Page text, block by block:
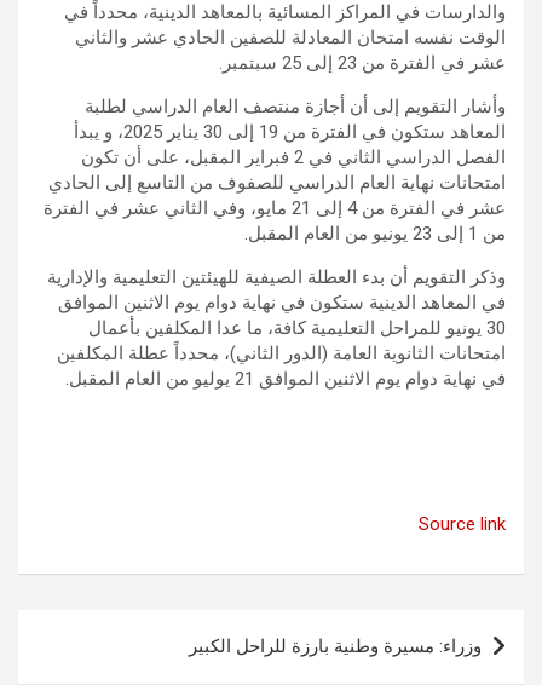
والدارسات في المراكز المسائية بالمعاهد الدينية، محدداً في
الوقت نفسه امتحان المعادلة للصفين الحادي عشر والثاني
عشر في الفترة من 23 إلى 25 سبتمبر.
وأشار التقويم إلى أن أجازة منتصف العام الدراسي لطلبة
المعاهد ستكون في الفترة من 19 إلى 30 يناير 2025، و يبدأ
الفصل الدراسي الثاني في 2 فبراير المقبل، على أن تكون
امتحانات نهاية العام الدراسي للصفوف من التاسع إلى الحادي
عشر في الفترة من 4 إلى 21 مايو، وفي الثاني عشر في الفترة
من 1 إلى 23 يونيو من العام المقبل.
وذكر التقويم أن بدء العطلة الصيفية للهيئتين التعليمية والإدارية
في المعاهد الدينية ستكون في نهاية دوام يوم الاثنين الموافق
30 يونيو للمراحل التعليمية كافة، ما عدا المكلفين بأعمال
امتحانات الثانوية العامة (الدور الثاني)، محدداً عطلة المكلفين
في نهاية دوام يوم الاثنين الموافق 21 يوليو من العام المقبل.
Source link
تصفّح
المقالات
وزراء: مسيرة وطنية بارزة للراحل الكبير